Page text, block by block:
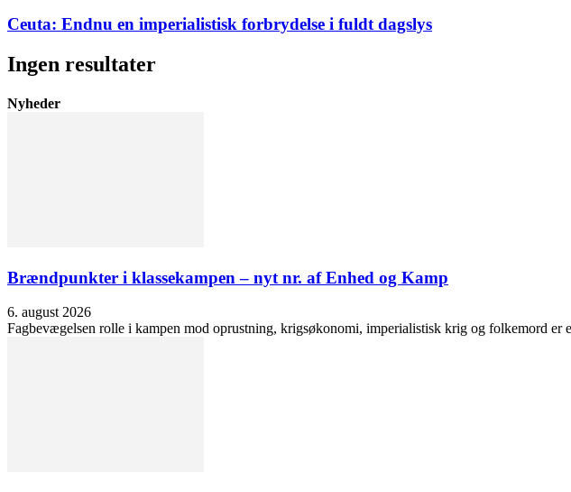
Ceuta: Endnu en imperialistisk forbrydelse i fuldt dagslys
Ingen resultater
Nyheder
Brændpunkter i klassekampen – nyt nr. af Enhed og Kamp
6. august 2026
Fagbevægelsen rolle i kampen mod oprustning, krigsøkonomi, imperialistisk krig og folkemord er